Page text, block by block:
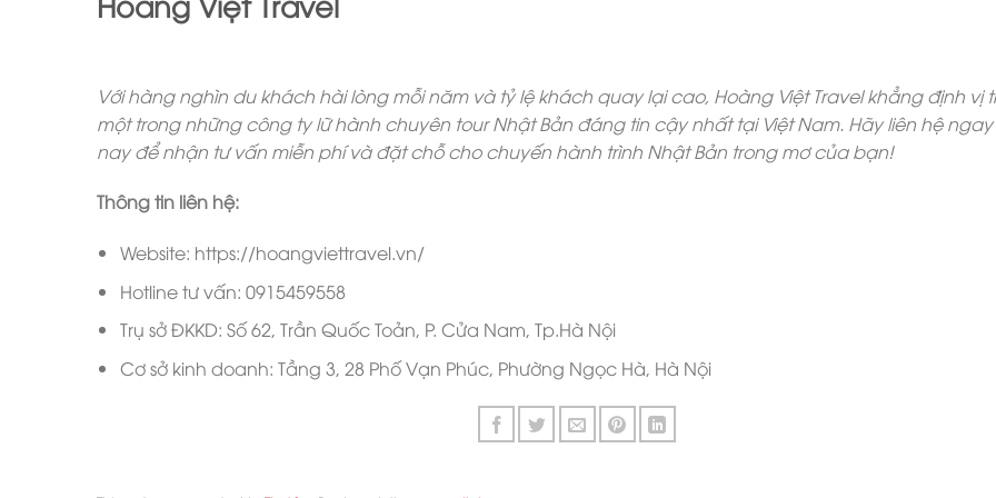
hoạt. Khi đặt tour, du khách chỉ cần đặt cọc 30% giá trị tour để giữ chỗ, phần còn lại thanh toán trước
Ngoài ra, mỗi du khách khi tham gia tour đều được hỗ trợ làm visa Nhật Bản miễn phí với tỷ lệ đậu visa
98%. Hoàng Việt Travel còn cung cấp gói bảo hiểm du lịch quốc tế toàn diện, hỗ trợ 24/7 trong suốt hành
đặt theo nhóm từ 10 người trở lên sẽ được hưởng ưu đãi giảm giá hấp dẫn lên đến 15%.
3. Feedback của khách hàng khi tham gia tour du lịch Nhật Bản
Hoàng Việt Travel